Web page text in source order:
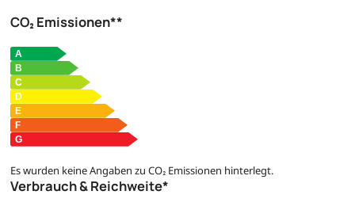
CO₂ Emissionen**
Es wurden keine Angaben zu CO₂ Emissionen hinterlegt.
Verbrauch & Reichweite*